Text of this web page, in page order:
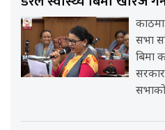
सभा
बिमा